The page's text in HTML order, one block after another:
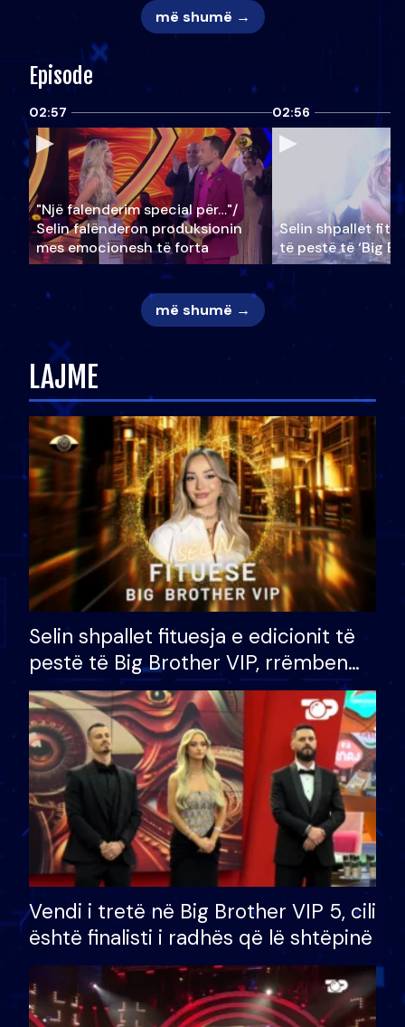
më shumë →
Episode
02:57
"Një falenderim special për…"/
Selin falënderon produksionin
mes emocionesh të forta
02:56
Selin shpallet
të pestë të ‘Big
më shumë →
LAJME
Selin shpallet fituesja e edicionit të
pestë të Big Brother VIP, rrëmben
çmimin e madh prej 100 mijë eurosh
Vendi i tretë në Big Brother VIP 5, cili
është finalisti i radhës që lë shtëpinë